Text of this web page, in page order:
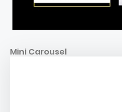
Mini Carousel